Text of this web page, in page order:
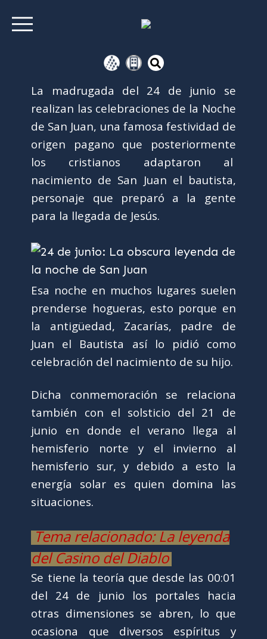
La madrugada del 24 de junio se
realizan las celebraciones de la Noche
de San Juan, una famosa festividad de
origen pagano que posteriormente
los cristianos adaptaron al
nacimiento de San Juan el bautista,
personaje que preparó a la gente
para la llegada de Jesús.
Esa noche en muchos lugares suelen
prenderse hogueras, esto porque en
la antigüedad, Zacarías, padre de
Juan el Bautista así lo pidió como
celebración del nacimiento de su hijo.
Dicha conmemoración se relaciona
también con el solsticio del 21 de
junio en donde el verano llega al
hemisferio norte y el invierno al
hemisferio sur, y debido a esto la
energía solar es quien domina las
situaciones.
Tema relacionado: La leyenda
del Casino del Diablo
Se tiene la teoría que desde las 00:01
del 24 de junio los portales hacia
otras dimensiones se abren, lo que
ocasiona que diversos espíritus y